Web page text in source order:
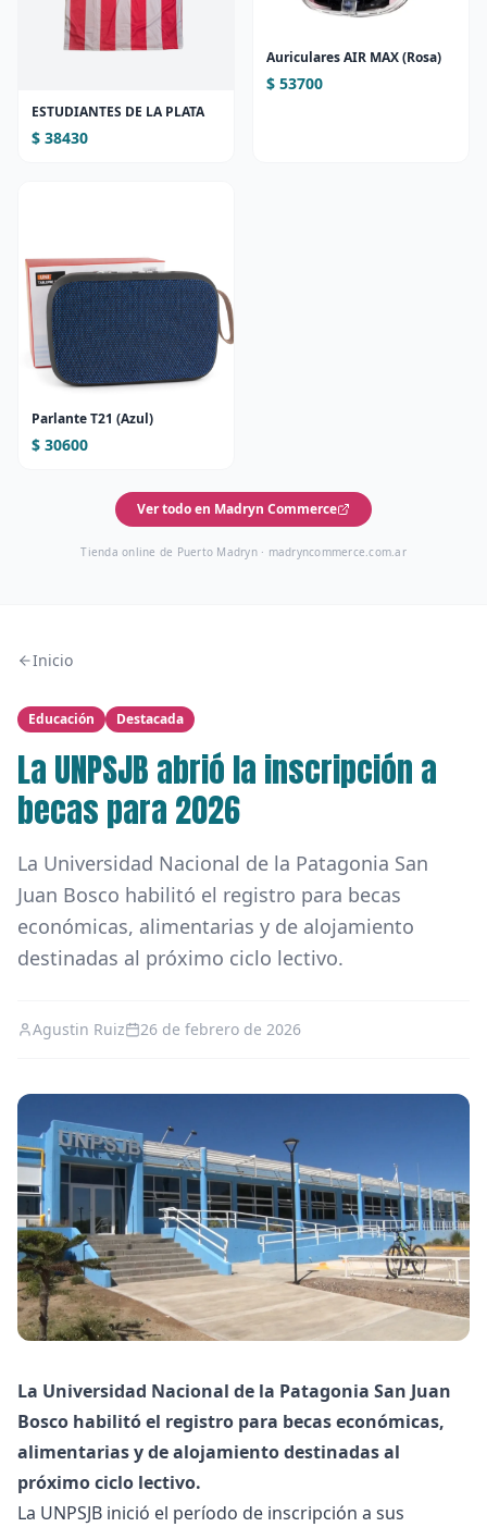
ESTUDIANTES DE LA PLATA
$ 38430
Auriculares AIR MAX (Rosa)
$ 53700
Parlante T21 (Azul)
$ 30600
Ver todo en Madryn Commerce
Tienda online de Puerto Madryn · madryncommerce.com.ar
Inicio
Educación Destacada
La UNPSJB abrió la inscripción a
becas para 2026
La Universidad Nacional de la Patagonia San
Juan Bosco habilitó el registro para becas
económicas, alimentarias y de alojamiento
destinadas al próximo ciclo lectivo.
Agustin Ruiz 26 de febrero de 2026
La Universidad Nacional de la Patagonia San Juan
Bosco habilitó el registro para becas económicas,
alimentarias y de alojamiento destinadas al
próximo ciclo lectivo.
La UNPSJB inició el período de inscripción a sus